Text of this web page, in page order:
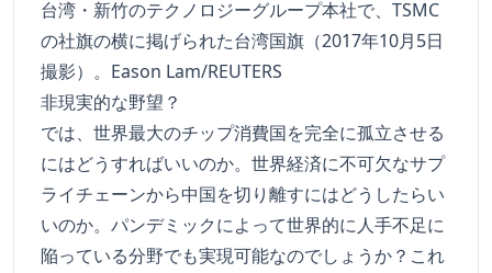
台湾・新竹のテクノロジーグループ本社で、TSMC
の社旗の横に掲げられた台湾国旗（2017年10月5日
撮影）。Eason Lam/REUTERS
非現実的な野望？
では、世界最大のチップ消費国を完全に孤立させる
にはどうすればいいのか。世界経済に不可欠なサプ
ライチェーンから中国を切り離すにはどうしたらい
いのか。パンデミックによって世界的に人手不足に
陥っている分野でも実現可能なのでしょうか？これ